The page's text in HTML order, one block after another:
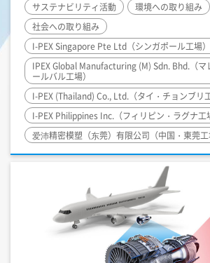
サステナビリティ活動
環境への取り組み
社会への取り組み
I-PEXSingapore Pte Ltd（シンガポール工場）
IPEX Global Manufacturing (M) Sdn. Bhd.（マ
ールバル工場）
I-PEX (Thailand) Co., Ltd.（タイ・チョンブリ工
I-PEX Philippines Inc.（フィリピン・ラグナ工
爱沛精密模塑（东莞）有限公司（中国・東莞工